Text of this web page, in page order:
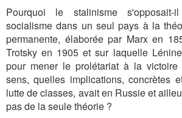
Pourquoi le stalinisme
socialisme dans un seul pays à la
permanente, élaborée par Marx en
Trotsky en 1905 et sur laquelle
pour mener le prolétariat à la
sens, quelles implications, concrètes
lutte de classes, avait en Russie et
pas de la seule théorie ?